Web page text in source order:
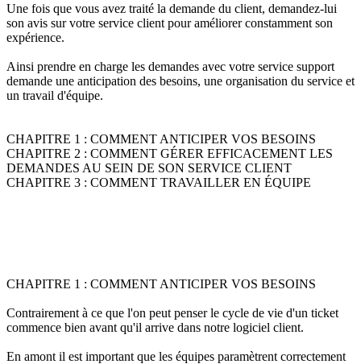
Une fois que vous avez traité la demande du client, demandez-lui
son avis sur votre service client pour améliorer constamment son
expérience.
Ainsi prendre en charge les demandes avec votre service support
demande une anticipation des besoins, une organisation du service et
un travail d'équipe.
CHAPITRE 1 : COMMENT ANTICIPER VOS BESOINS
CHAPITRE 2 : COMMENT GÉRER EFFICACEMENT LES
DEMANDES AU SEIN DE SON SERVICE CLIENT
CHAPITRE 3 : COMMENT TRAVAILLER EN ÉQUIPE
CHAPITRE 1 : COMMENT ANTICIPER VOS BESOINS
Contrairement à ce que l'on peut penser le cycle de vie d'un ticket
commence bien avant qu'il arrive dans notre logiciel client.
En amont il est important que les équipes paramètrent correctement